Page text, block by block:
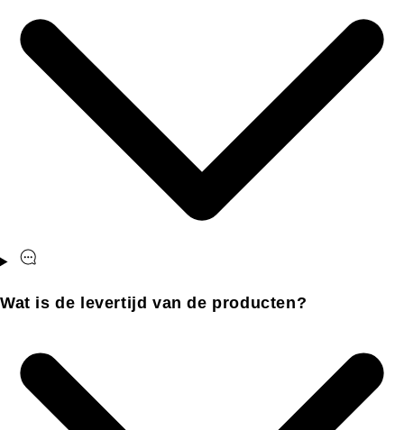
Wat is de levertijd van de producten?